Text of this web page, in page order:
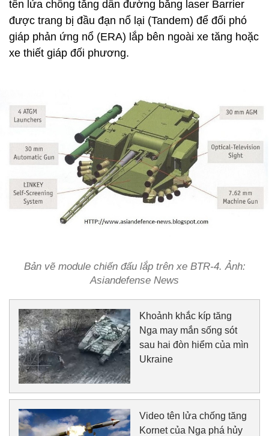
tên lửa chống tăng dẫn đường bằng laser Barrier
được trang bị đầu đạn nổ lại (Tandem) để đối phó
giáp phản ứng nổ (ERA) lắp bên ngoài xe tăng hoặc
xe thiết giáp đối phương.
Bản vẽ module chiến đấu lắp trên xe BTR-4. Ảnh:
Asiandefense News
Khoảnh khắc kíp tăng
Nga may mắn sống sót
sau hai đòn hiểm của mìn
Ukraine
Video tên lửa chống tăng
Kornet của Nga phá hủy